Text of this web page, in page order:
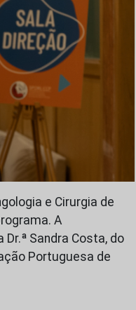
e Cirurgia de
A
Sandra Costa, do
Portuguesa de